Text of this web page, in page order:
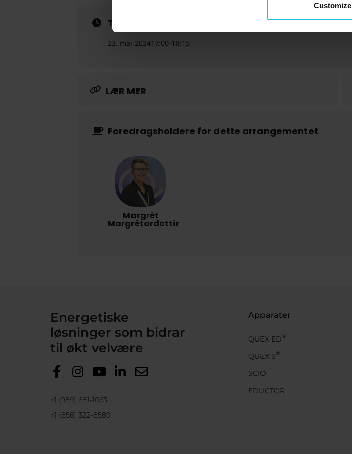
Customize
Tid
23. mai 202417:00-18:15
LÆR MER
Foredragsholdere for dette arrangementet
Margrét
Margrétardottir
Energetiske
løsninger som bidrar
til økt velvære
+1 (989) 681-1063
+1 (856) 322-8589
Apparater
QUEX ED®
QUEX S®
SCIO
EDUCTOR